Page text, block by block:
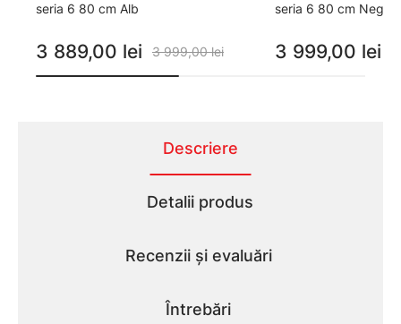
seria 6 80 cm Alb
3 889,00 lei 3 999,00 lei
seria 6 80 cm Negru
3 999,00 lei
Descriere
Detalii produs
Recenzii și evaluări
Întrebări